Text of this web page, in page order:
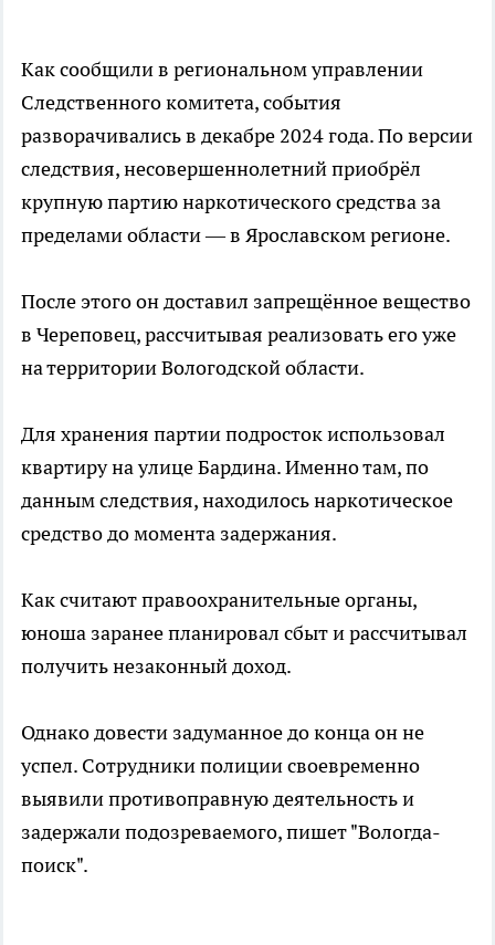
Как сообщили в региональном управлении
Следственного комитета, события
разворачивались в декабре 2024 года. По версии
следствия, несовершеннолетний приобрёл
крупную партию наркотического средства за
пределами области — в Ярославском регионе.
После этого он доставил запрещённое вещество
в Череповец, рассчитывая реализовать его уже
на территории Вологодской области.
Для хранения партии подросток использовал
квартиру на улице Бардина. Именно там, по
данным следствия, находилось наркотическое
средство до момента задержания.
Как считают правоохранительные органы,
юноша заранее планировал сбыт и рассчитывал
получить незаконный доход.
Однако довести задуманное до конца он не
успел. Сотрудники полиции своевременно
выявили противоправную деятельность и
задержали подозреваемого, пишет "Вологда-
поиск".